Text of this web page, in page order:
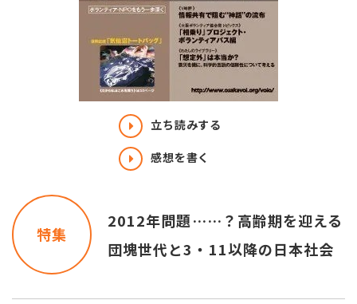
立ち読みする
感想を書く
特集
2012年問題……？高齢期を迎える
団塊世代と3・11以降の日本社会